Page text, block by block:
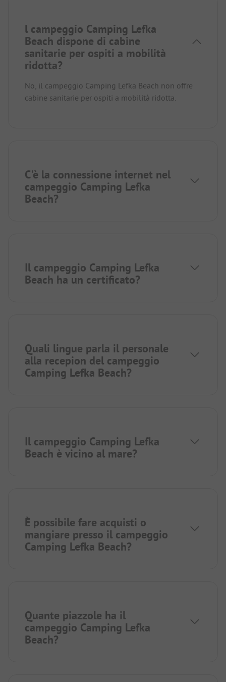
l campeggio Camping Lefka
Beach dispone di cabine
sanitarie per ospiti a mobilità
ridotta?
No, il campeggio Camping Lefka Beach non offre
cabine sanitarie per ospiti a mobilità ridotta.
C'è la connessione internet nel
campeggio Camping Lefka
Beach?
Il campeggio Camping Lefka
Beach ha un certificato?
Quali lingue parla il personale
alla recepion del campeggio
Camping Lefka Beach?
Il campeggio Camping Lefka
Beach è vicino al mare?
È possibile fare acquisti o
mangiare presso il campeggio
Camping Lefka Beach?
Quante piazzole ha il
campeggio Camping Lefka
Beach?